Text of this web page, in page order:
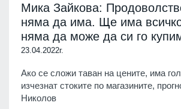
Мика Зайкова:
няма да има. Ще има
няма да може да си го
23.04.2022г.
Ако се сложи таван на цените, има
изчезнат стоките по магазините,
Николов